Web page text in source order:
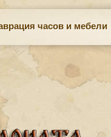
часов и мебели